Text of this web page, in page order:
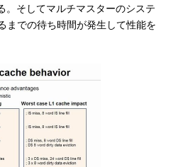
。そしてマルチマスターのシステ
までの待ち時間が発生して性能を